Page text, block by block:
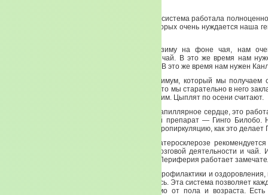
Так вот, для того, чтобы наша гормональная система работала
ей и ментально, и восполнить те депо, в которых очень нуждается наша
Подведем небольшой итог. Мы живем в зиму на фоне чая, нам
желательно, чтобы это был Антилипидный чай. В это же время нам
Кордицепс, нам нужен фон Кальция и Цинка. В это же время нам нужен
И нам нужно Масло Энотеры. Это тот оптимум, который мы получаем
организм должен все сберечь. Сберечь все, что мы старательно в него
Насколько старательно мы положили — увидим. Цыплят по осени считают.
Потому что основа кровообращения — это капиллярное сердце, это
Так вот в этом нам поможет блистательный препарат — Гинго Билобо.
больше в мире, которое так бы улучшало микропиркуляцию, как это делает
При последствиях инсульта, при тяжелом атеросклерозе
того, что мы говорили, идет кальций для мозговой деятельности и чай.
Билобо. Совершенно прекрасное действие. Периферия работает
То, о чем мы сегодня говорим, есть система профилактики и
тысяч лет, и с которой сегодня вы знакомитесь. Эта система позволяет
заняться, это сделать. Каждому, независимо от пола и возраста.